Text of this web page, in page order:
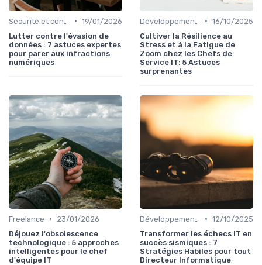
• 19/01/2026
Lutter contre l'évasion de
données : 7 astuces expertes
pour parer aux infractions
numériques
• 16/10/2025
Cultiver la Résilience au
Stress et à la Fatigue de
Zoom chez les Chefs de
Service IT: 5 Astuces
surprenantes
Freelance •
23/01/2026
Déjouez l'obsolescence
technologique : 5 approches
intelligentes pour le chef
d'équipe IT
• 12/10/2025
Transformer les échecs IT en
succès sismiques : 7
Stratégies Habiles pour tout
Directeur Informatique